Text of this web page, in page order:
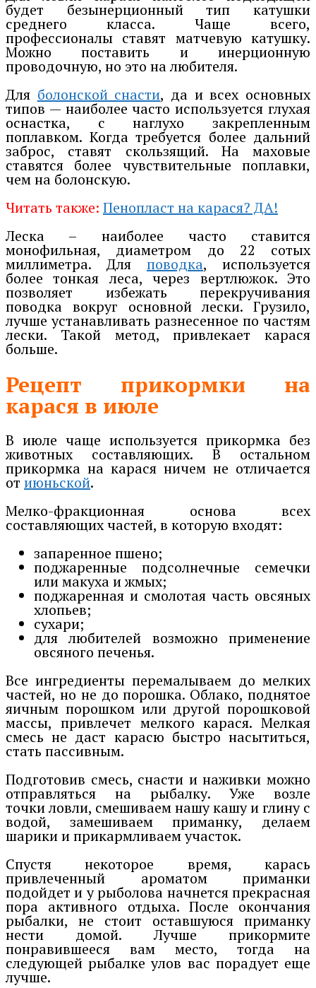
будет безынерционный тип катушки
среднего класса. Чаще всего,
профессионалы ставят матчевую катушку.
Можно поставить и инерционную
проводочную, но это на любителя.
Для болонской снасти, да и всех основных
типов — наиболее часто используется глухая
оснастка, с наглухо закрепленным
поплавком. Когда требуется более дальний
заброс, ставят скользящий. На маховые
ставятся более чувствительные поплавки,
чем на болонскую.
Читать также: Пенопласт на карася? ДА!
Леска – наиболее часто ставится
монофильная, диаметром до 22 сотых
миллиметра. Для поводка, используется
более тонкая леса, через вертлюжок. Это
позволяет избежать перекручивания
поводка вокруг основной лески. Грузило,
лучше устанавливать разнесенное по частям
лески. Такой метод, привлекает карася
больше.
Рецепт прикормки на
карася в июле
В июле чаще используется прикормка без
животных составляющих. В остальном
прикормка на карася ничем не отличается
от июньской.
Мелко-фракционная основа всех
составляющих частей, в которую входят:
запаренное пшено;
поджаренные подсолнечные семечки
или макуха и жмых;
поджаренная и смолотая часть овсяных
хлопьев;
сухари;
для любителей возможно применение
овсяного печенья.
Все ингредиенты перемалываем до мелких
частей, но не до порошка. Облако, поднятое
яичным порошком или другой порошковой
массы, привлечет мелкого карася. Мелкая
смесь не даст карасю быстро насытиться,
стать пассивным.
Подготовив смесь, снасти и наживки можно
отправляться на рыбалку. Уже возле
точки ловли, смешиваем нашу кашу и глину с
водой, замешиваем приманку, делаем
шарики и прикармливаем участок.
Спустя некоторое время, карась
привлеченный ароматом приманки
подойдет и у рыболова начнется прекрасная
пора активного отдыха. После окончания
рыбалки, не стоит оставшуюся приманку
нести домой. Лучше прикормите
понравившееся вам место, тогда на
следующей рыбалке улов вас порадует еще
лучше.